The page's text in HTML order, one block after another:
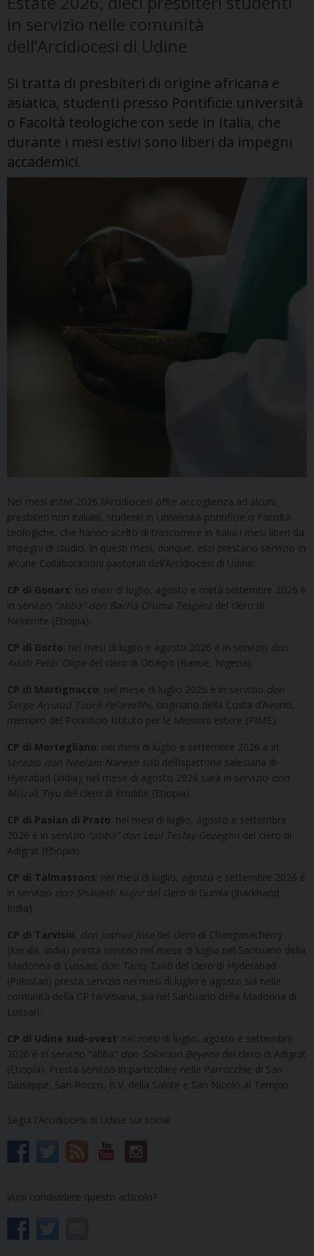
in servizio nelle comunità
dell’Arcidiocesi di Udine
Si tratta di presbiteri di origine africana e
asiatica, studenti presso Pontificie università
o Facoltà teologiche con sede in Italia, che
durante i mesi estivi sono liberi da impegni
accademici.
Nei mesi estivi 2026 l’Arcidiocesi offre accoglienza ad alcuni
presbiteri non italiani, studenti in Università pontificie o Facoltà
teologiche, che hanno scelto di trascorrere in Italia i mesi liberi da
impegni di studio. In questi mesi, dunque, essi prestano servizio in
alcune Collaborazioni pastorali dell’Arcidiocesi di Udine.
CP di Gonars : nei mesi di luglio, agosto e metà settembre 2026 è
in servizio “abba” don Bacha Oluma Tesgera del clero di
Nekemte (Etiopia).
CP di Gorto : nei mesi di luglio e agosto 2026 è in servizio don
Adah Peter Okpe del clero di Otukpo (Banue, Nigeria).
CP di Martignacco : nel mese di luglio 2026 è in servizio don
Serge Arnaud Touré Pelamifihi , originario della Costa d’Avorio,
membro del Pontificio Istituto per le Missioni estere (PIME).
CP di Mortegliano : nei mesi di luglio e settembre 2026 è in
servizio don Neelam Naresh sdb dell’ispettoria salesiana di
Hyerabad (India); nel mese di agosto 2026 sarà in servizio don
Misrak Tiyu del clero di Emdibir (Etiopia).
CP di Pasian di Prato : nei mesi di luglio, agosto e settembre
2026 è in servizio “abba” don Leul Tesfay Gezeghn del clero di
Adigrat (Etiopia).
CP di Talmassons : nei mesi di luglio, agosto e settembre 2026 è
in servizio don Shailesh Kujur del clero di Gumla (Jharkhand,
India).
CP di Tarvisio don Joshua Jose del clero di Changanacherry
(Kerala, India) presta servizio nel mese di luglio nel Santuario della
Madonna di Lussari; don Tariq Talib del clero di Hyderabad
(Pakistan) presta servizio nei mesi di luglio e agosto sia nelle
comunità della CP tarvisiana, sia nel Santuario della Madonna di
Lussari.
CP di Udine sud-ovest : nei mesi di luglio, agosto e settembre
2026 è in servizio “abba” don Solomon Beyene del clero di Adigrat
(Etiopia). Presta servizio in particolare nelle Parrocchie di San
Giuseppe, San Rocco, B.V. della Salute e San Nicolò al Tempio.
Segui l'Arcidiocesi di Udine sui social
Vuoi condividere questo articolo?